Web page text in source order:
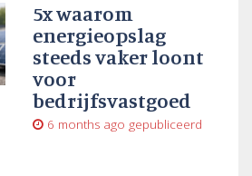
5x waarom
energieopslag
steeds vaker loont
voor
bedrijfsvastgoed
6 months ago gepubliceerd